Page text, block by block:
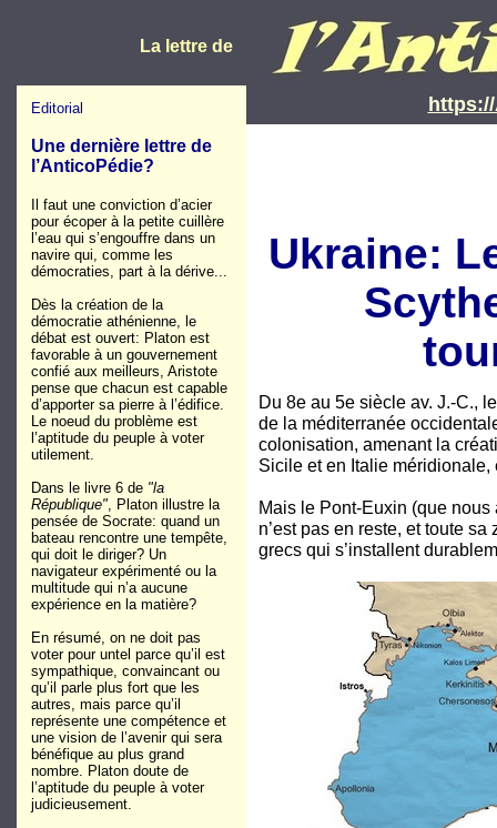
La lettre de
Editorial
Une dernière lettre de
l’AnticoPédie?
Il faut une conviction d’acier
pour écoper à la petite cuillère
l’eau qui s’engouffre dans un
navire qui, comme les
démocraties, part à la dérive...
Dès la création de la
démocratie athénienne, le
débat est ouvert: Platon est
favorable à un gouvernement
confié aux meilleurs, Aristote
pense que chacun est capable
d’apporter sa pierre à l’édifice.
Le noeud du problème est
l’aptitude du peuple à voter
utilement.
Dans le livre 6 de "la
République", Platon illustre la
pensée de Socrate: quand un
bateau rencontre une tempête,
qui doit le diriger? Un
navigateur expérimenté ou la
multitude qui n’a aucune
expérience en la matière?
En résumé, on ne doit pas
voter pour untel parce qu’il est
sympathique, convaincant ou
qu’il parle plus fort que les
autres, mais parce qu’il
représente une compétence et
une vision de l’avenir qui sera
bénéfique au plus grand
nombre. Platon doute de
l’aptitude du peuple à voter
judicieusement.
Ukraine:
Du 8e au 5e siècle av. J.-C.,
de la méditerranée
colonisation, amenant la
Sicile et en Italie
Mais le Pont-Euxin (que
n’est pas en reste, et toute
grecs qui s’installent